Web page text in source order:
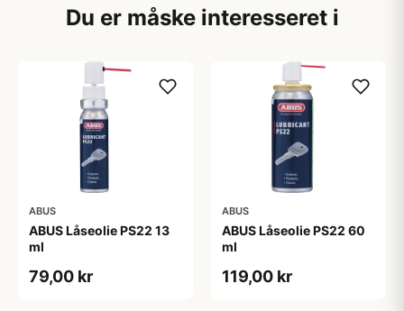
Du er måske interesseret i
ABUS
ABUS Låseolie PS22 13
ml
79,00 kr
ABUS
ABUS Låseolie PS22 60
ml
119,00 kr